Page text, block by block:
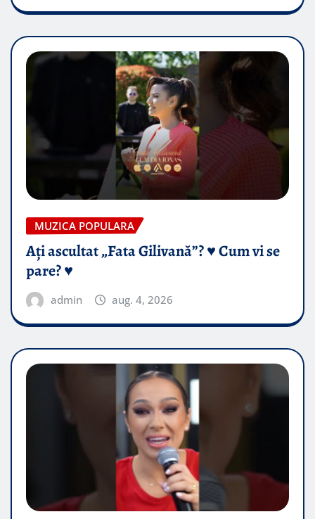
MUZICA POPULARA
Ați ascultat „Fata Gilivană”? ♥️ Cum vi se
pare? ♥️
admin aug. 4, 2026